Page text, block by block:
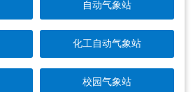
自动气象站
化工自动气象站
校园气象站